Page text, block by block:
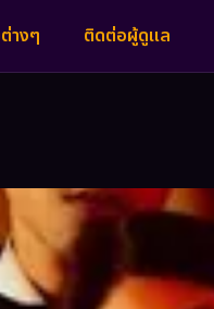
างๆ ติดต่อผู้ดูแล